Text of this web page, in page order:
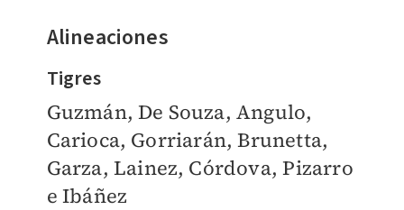
Alineaciones
Tigres
Guzmán, De Souza, Angulo,
Carioca, Gorriarán, Brunetta,
Garza, Lainez, Córdova, Pizarro
e Ibáñez